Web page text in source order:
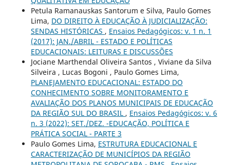
Petula Ramanauskas Santorum e Silva, Paulo Gomes
Lima, DO DIREITO À EDUCAÇÃO À JUDICIALIZAÇÃO:
SENDAS HISTÓRICAS , Ensaios Pedagógicos: v. 1 n. 1
(2017): JAN./ABRIL - ESTADO E POLÍTICAS
EDUCACIONAIS: LEITURAS E DISCUSSÕES
Jociane Marthendal Oliveira Santos , Viviane da Silva
Silveira , Lucas Bogoni , Paulo Gomes Lima,
PLANEJAMENTO EDUCACIONAL: ESTADO DO
CONHECIMENTO SOBRE MONITORAMENTO E
AVALIAÇÃO DOS PLANOS MUNICIPAIS DE EDUCAÇÃO
DA REGIÃO SUL DO BRASIL , Ensaios Pedagógicos: v. 6
n. 3 (2022): SET./DEZ. -EDUCAÇÃO, POLÍTICA E
PRÁTICA SOCIAL - PARTE 3
Paulo Gomes Lima, ESTRUTURA EDUCACIONAL E
CARACTERIZAÇÃO DE MUNICÍPIOS DA REGIÃO